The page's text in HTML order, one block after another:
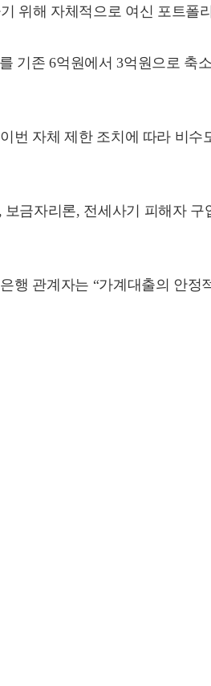
위해 자체적으로 여신 포트폴
기존 6억원에서 3억원으로 축
번 자체 제한 조치에 따라 비수
금자리론, 전세사기 피해자 구
관계자는 “가계대출의 안정